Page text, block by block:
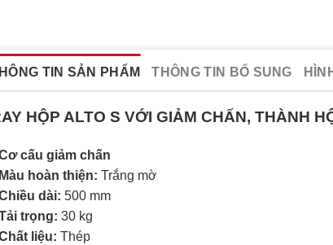
TIN SẢN PHẨM THÔNG TIN BỔ SUNG
HỘP ALTO S VỚI GIẢM CHẤN, THÀNH
cấu giảm chấn
hoàn thiện: Trắng mờ
dài: 500 mm
trọng: 30 kg
liệu: Thép